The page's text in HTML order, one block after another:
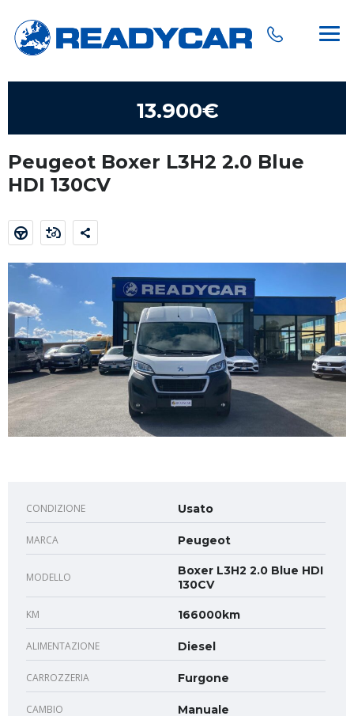
13.900€
Peugeot Boxer L3H2 2.0 Blue
HDI 130CV
CONDIZIONE Usato
MARCA Peugeot
MODELLO
Boxer L3H2 2.0 Blue HDI
130CV
KM 166000km
ALIMENTAZIONE Diesel
CARROZZERIA Furgone
CAMBIO Manuale